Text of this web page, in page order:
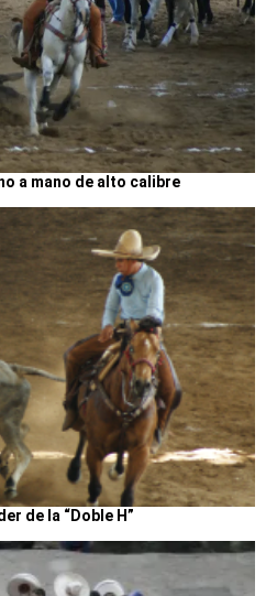
a mano de alto calibre
de la “Doble H”